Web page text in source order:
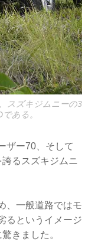
スズキジムニーの3
ある。
ザー70、そして
るスズキジムニ
、一般道路ではモ
るというイメージ
きました。